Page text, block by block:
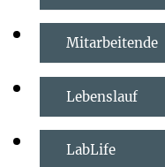
Mitarbeitende
Lebenslauf
LabLife